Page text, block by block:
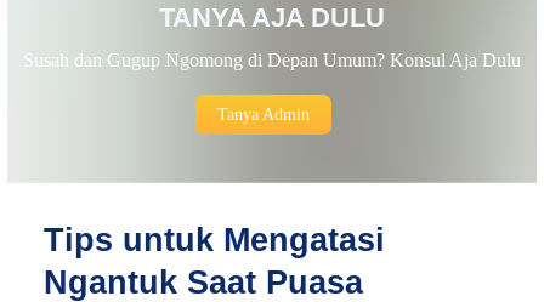
TANYA AJA DULU
Susah dan Gugup Ngomong di Depan Umum? Konsul Aja Dulu
Tanya Admin
Tips untuk Mengatasi
Ngantuk Saat Puasa